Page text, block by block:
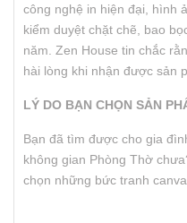
công nghệ in hiện đại, hình
kiểm duyệt chặt chẽ, bao
năm. Zen House tin chắc
hài lòng khi nhận được sản
LÝ DO BẠN CHỌN SẢN
Bạn đã tìm được cho gia
không gian Phòng Thờ
chọn những bức tranh